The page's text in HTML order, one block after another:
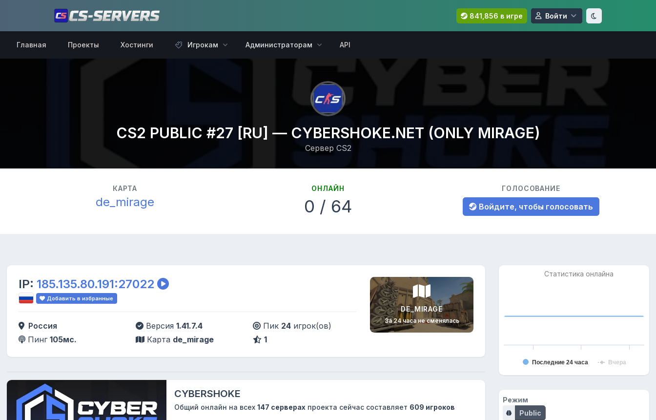
841,856 в игре Войти
Главная Проекты Хостинги Игрокам Администраторам API
CS2 PUBLIC #27 [RU] — CYBERSHOKE.NET (ONLY MIRAGE)
Сервер CS2
КАРТА
de_mirage
ОНЛАЙН
0 / 64
ГОЛОСОВАНИЕ
Войдите, чтобы голосовать
IP: 185.135.80.191:27022
Добавить в избранные
Россия
Пинг 105мс.
Версия 1.41.7.4
Карта de_mirage
Пик 24 игрок(ов)
1
DE_MIRAGE
За 24 часа не сменялась
CYBERSHOKE
Общий онлайн на всех 147 серверах проекта сейчас составляет 609 игроков
Последние 24 часа Вчера
Статистика онлайна
Режим
Public